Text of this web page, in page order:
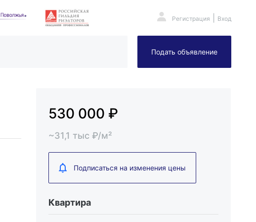
Регистрация Вход
Подать объявление
530 000 ₽
~31,1 тыс ₽/м²
Подписаться на изменения цены
Квартира